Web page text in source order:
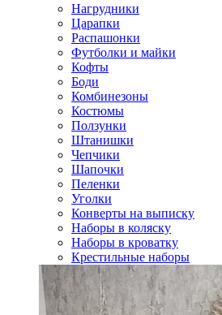
Нагрудники
Царапки
Распашонки
Футболки и майки
Кофты
Боди
Комбинезоны
Костюмы
Ползунки
Штанишки
Чепчики
Шапочки
Пеленки
Уголки
Конверты на выписку
Наборы в коляску
Наборы в кроватку
Крестильные наборы